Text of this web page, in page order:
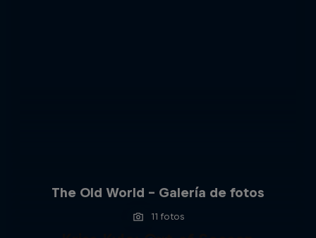
The Old World – Galería de fotos
11 fotos